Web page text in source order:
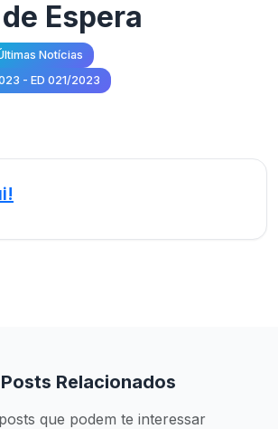
Espera
Notícias
- ED 021/2023
Posts Relacionados
que podem te interessar